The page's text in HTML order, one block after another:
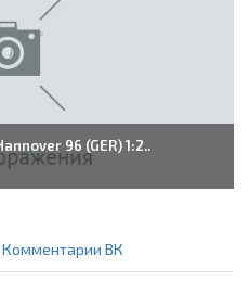
96 (GER) 1:2..
Комментарии ВК